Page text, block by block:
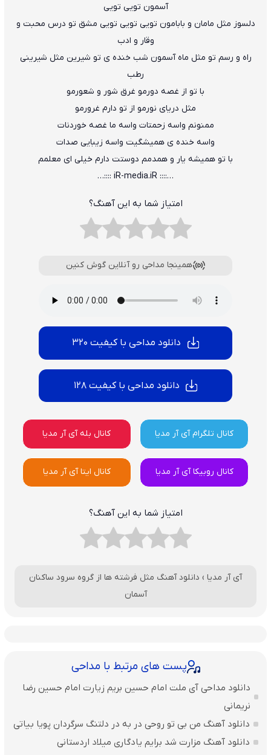
آﺳﻤﻮن ﺗﻮﻳﻰ ﺗﻮﻳﻰ
دﻟﺴﻮز ﻣﺜﻞ ﻣﺎﻣﺎن و ﺑﺎﺑﺎﻣﻮن ﺗﻮﻳﻰ ﺗﻮﻳﻰ ﺗﻮﻳﻰ ﻣﺸﻖ ﺗﻮ درس ﻣﺤﺒﺖ و
وﻗﺎر و ادب
راه و رﺳﻢ ﺗﻮ ﻣﺜﻞ ﻣﺎه آﺳﻤﻮن ﺷﺐ ﺧﻨﺪه ی ﺗﻮ ﺷﻴﺮﻳﻦ ﻣﺜﻞ ﺷﻴﺮﻳﻨﻰ
رﻃﺐ
ﺑﺎ ﺗﻮ از ﻏﺼﻪ دورﻣﻮ ﻏﺮق ﺷﻮر و ﺷﻌﻮرﻣﻮ
ﻣﺜﻞ درﻳﺎی ﻧﻮرﻣﻮ از ﺗﻮ دارم ﻏﺮورﻣﻮ
ﻣﻤﻨﻮﻧﻢ واﺳﻪ زﺣﻤﺘﺎت واﺳﻪ ﻣﺎ ﻏﺼﻪ ﺧﻮردﻧﺎت
واﺳﻪ ﺧﻨﺪه ی ﻫﻤﻴﺸﮕﻴﺖ واﺳﻪ زﻳﺒﺎﻳﻰ ﺻﺪات
ﺑﺎ ﺗﻮ ﻫﻤﻴﺸﻪ ﻳﺎر و ﻫﻤﺪﻣﻢ دوﺳﺘﺖ دارم ﺧﻴﻠﻰ ای ﻣﻌﻠﻤﻢ
…:::: iR-media.iR ::::…
امتیاز شما به این آهنگ؟
همینجا مداحی رو آنلاین گوش کنین
دانلود مداحی با کیفیت 320
دانلود مداحی با کیفیت 128
کانال تلگرام آی آر مدیا کانال بله آی آر مدیا
کانال روبیکا آی آر مدیا کانال ایتا آی آر مدیا
امتیاز شما به این آهنگ؟
آی آر مدیا › دانلود آهنگ مثل فرشته ها از گروه سرود ساکنان
آسمان
پست های مرتبط با مداحی
دانلود مداحی آی ملت امام حسین بریم زیارت امام حسین رضا
نریمانی
دانلود آهنگ من بی تو روحی در به در دلتنگ سرگردان پویا بیاتی
دانلود آهنگ مزارت شد برایم یادگاری میلاد اردستانی